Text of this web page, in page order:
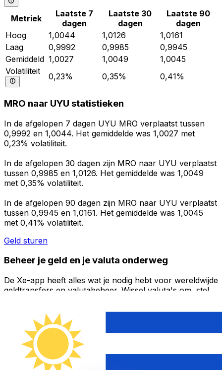
Metriek
Laatste 7
dagen
Laatste 30
dagen
Laatste 90
dagen
Hoog
1,0044 1,0126
1,0161
Laag
0,9992 0,9985
0,9945
Gemiddeld 1,0027 1,0049
1,0045
Volatiliteit
0,23% 0,35% 0,41%
MRO naar UYU statistieken
In de afgelopen 7 dagen UYU MRO verplaatst tussen
0,9992 en 1,0044. Het gemiddelde was 1,0027 met
0,23% volatiliteit.
In de afgelopen 30 dagen zijn MRO naar UYU verplaatst
tussen 0,9985 en 1,0126. Het gemiddelde was 1,0049
met 0,35% volatiliteit.
In de afgelopen 90 dagen zijn MRO naar UYU verplaatst
tussen 0,9945 en 1,0161. Het gemiddelde was 1,0045
met 0,41% volatiliteit.
Geld sturen
Beheer je geld en je valuta onderweg
De Xe-app heeft alles wat je nodig hebt voor wereldwijde
geldtransfers en valutabeheer. Wissel valuta's om, stel
buitenland zonder verborgen kosten. Download
vandaag nog!